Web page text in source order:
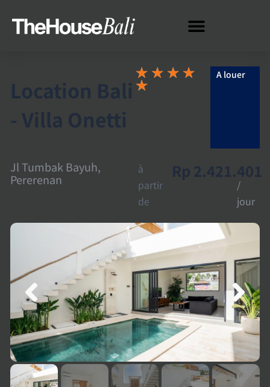
Location Bali
- Villa Onetti
★ ★ ★ ★
★
A louer
Jl Tumbak Bayuh,
Pererenan
à
partir
de
Rp 2.421.401
/
jour